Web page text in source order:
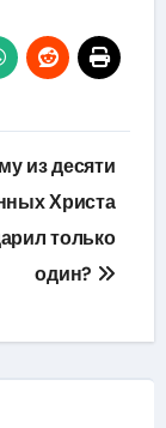
из десяти
Христа
только
один?